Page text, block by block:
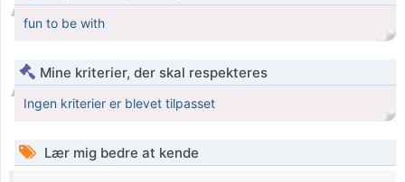
fun to be with
Mine kriterier, der skal respekteres
Ingen kriterier er blevet tilpasset
Lær mig bedre at kende